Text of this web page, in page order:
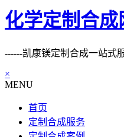
化学定制合成
------凯康镁定制合成一站式
×
MENU
首页
定制合成服务